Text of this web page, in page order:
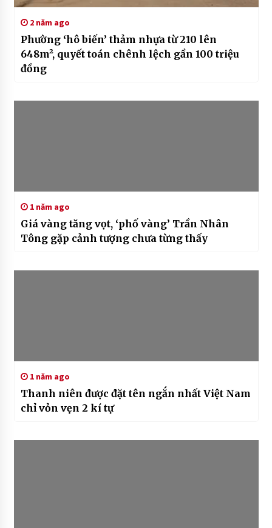
2 năm ago
Phường ‘hô biến’ thảm nhựa từ 210 lên
648m², quyết toán chênh lệch gần 100 triệu
đồng
1 năm ago
Giá vàng tăng vọt, ‘phố vàng’ Trần Nhân
Tông gặp cảnh tượng chưa từng thấy
1 năm ago
Thanh niên được đặt tên ngắn nhất Việt Nam
chỉ vỏn vẹn 2 kí tự